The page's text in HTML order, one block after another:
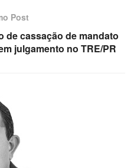
Post
de cassação de mandato
julgamento no TRE/PR